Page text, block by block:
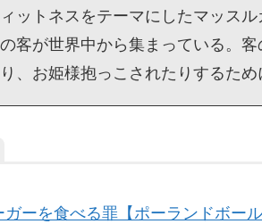
ットネスをテーマにしたマッス
客が世界中から集まっている。
、お姫様抱っこされたりするため
ガーを食べる罪【ポーランドボール